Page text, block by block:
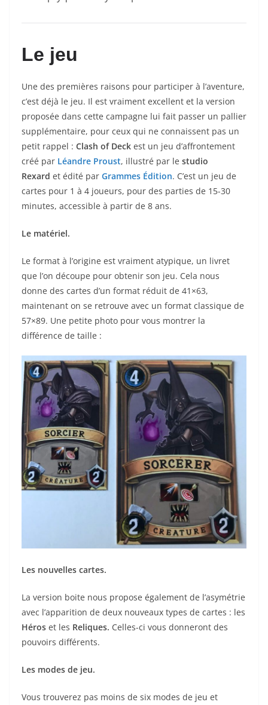
Le jeu
Une des premières raisons pour participer à l’aventure,
c’est déjà le jeu. Il est vraiment excellent et la version
proposée dans cette campagne lui fait passer un pallier
supplémentaire, pour ceux qui ne connaissent pas un
petit rappel : Clash of Deck est un jeu d’affrontement
créé par Léandre Proust, illustré par le studio
Rexard et édité par Grammes Édition. C’est un jeu de
cartes pour 1 à 4 joueurs, pour des parties de 15-30
minutes, accessible à partir de 8 ans.
Le matériel.
Le format à l’origine est vraiment atypique, un livret
que l’on découpe pour obtenir son jeu. Cela nous
donne des cartes d’un format réduit de 41×63,
maintenant on se retrouve avec un format classique de
57×89. Une petite photo pour vous montrer la
différence de taille :
Les nouvelles cartes.
La version boite nous propose également de l’asymétrie
avec l’apparition de deux nouveaux types de cartes : les
Héros et les Reliques. Celles-ci vous donneront des
pouvoirs différents.
Les modes de jeu.
Vous trouverez pas moins de six modes de jeu et